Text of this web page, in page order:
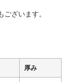
ございます。
厚み